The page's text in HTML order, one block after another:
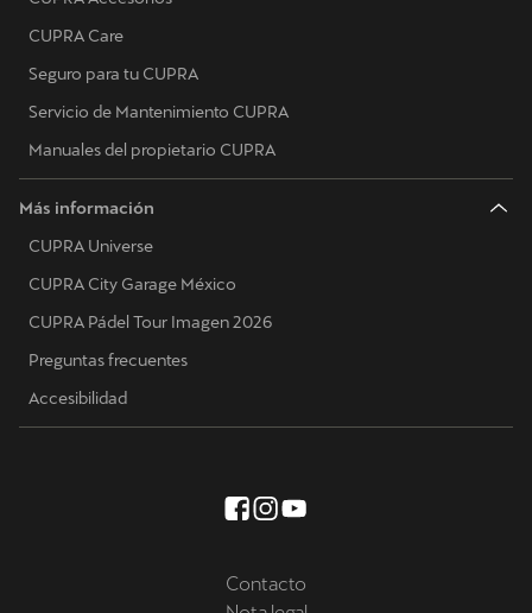
CUPRA Care
Seguro para tu CUPRA
Servicio de Mantenimiento CUPRA
Manuales del propietario CUPRA
Más información
CUPRA Universe
CUPRA City Garage México
CUPRA Pádel Tour Imagen 2026
Preguntas frecuentes
Accesibilidad
Contacto